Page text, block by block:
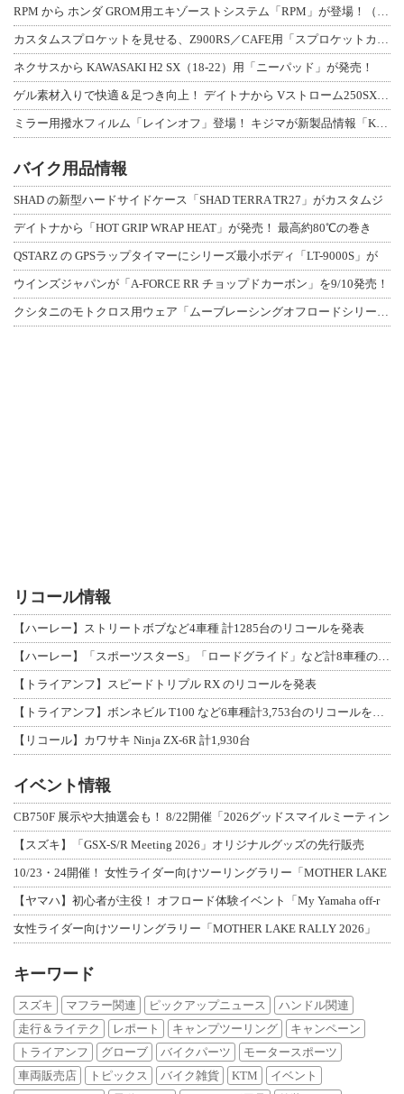
ネクサスから KAWASAKI H2 SX（18-22）用「ニーパッド」が発売！
バイク用品情報
SHAD の新型ハードサイドケース「SHAD TERRA TR27」がカスタムジ
デイトナから「HOT GRIP WRAP HEAT」が発売！ 最高約80℃の巻き
QSTARZ の GPSラップタイマーにシリーズ最小ボディ「LT-9000S」が
ウインズジャパンが「A-FORCE RR チョップドカーボン」を9/10発売！
リコール情報
【ハーレー】ストリートボブなど4車種 計1285台のリコールを発表
【トライアンフ】スピードトリプル RX のリコールを発表
【リコール】カワサキ Ninja ZX-6R 計1,930台
イベント情報
CB750F 展示や大抽選会も！ 8/22開催「2026グッドスマイルミーティン
【スズキ】「GSX-S/R Meeting 2026」オリジナルグッズの先行販売
10/23・24開催！ 女性ライダー向けツーリングラリー「MOTHER LAKE
【ヤマハ】初心者が主役！ オフロード体験イベント「My Yamaha off-r
女性ライダー向けツーリングラリー「MOTHER LAKE RALLY 2026」
キーワード
スズキ マフラー関連 ピックアップニュース
ハンドル関連
走行＆ライテク
レポート キャンプツーリング
キャンペーン
トライアンフ
グローブ バイクパーツ
モータースポーツ
車両販売店
トピックス バイク雑貨 KTM
イベント